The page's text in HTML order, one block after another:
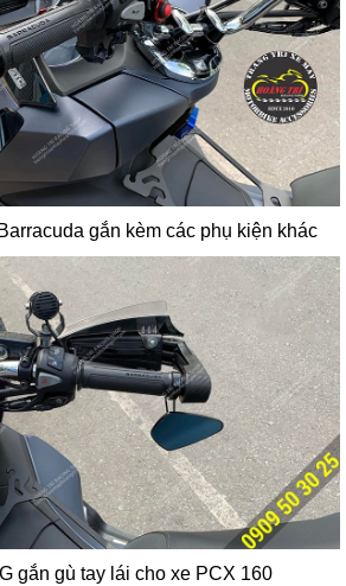
gắn kèm các phụ kiện khác
gắn gù tay lái cho xe PCX 160